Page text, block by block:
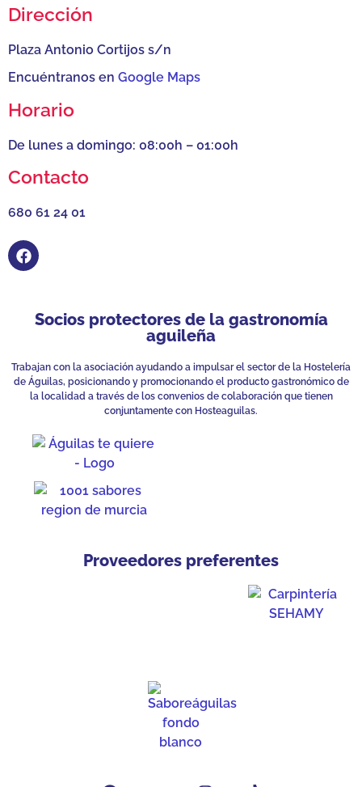
Dirección
Plaza Antonio Cortijos s/n
Encuéntranos en Google Maps
Horario
De lunes a domingo: 08:00h – 01:00h
Contacto
680 61 24 01
Socios protectores de la gastronomía
aguileña
Trabajan con la asociación ayudando a impulsar el sector de la Hostelería
de Águilas, posicionando y promocionando el producto gastronómico de
la localidad a través de los convenios de colaboración que tienen
conjuntamente con Hosteaguilas.
Proveedores preferentes